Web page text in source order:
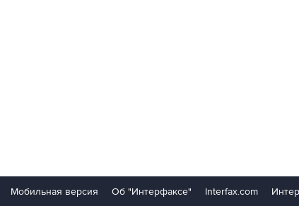
Мобильная версия Об "Интерфаксе" Interfax.com